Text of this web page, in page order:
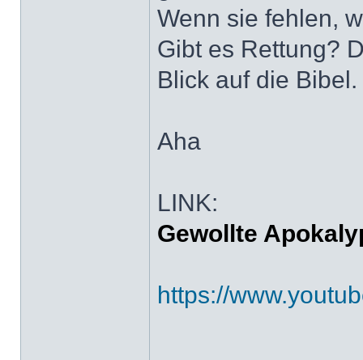
Wenn sie fehlen,
Gibt es Rettung?
Blick auf die Bibel.
Aha
LINK:
Gewollte
https://